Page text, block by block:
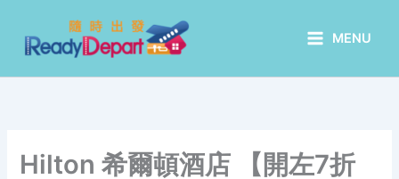
content
MENU
Hilton 希爾頓酒店 【開左7折